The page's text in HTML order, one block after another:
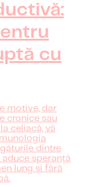
cu
motive, dar
cronice sau
celiacă, vă
dintre
speranță
lung și fără